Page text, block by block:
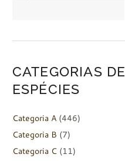
CATEGORIAS DE
ESPÉCIES
Categoria A(446)
Categoria B (7)
Categoria C(11)